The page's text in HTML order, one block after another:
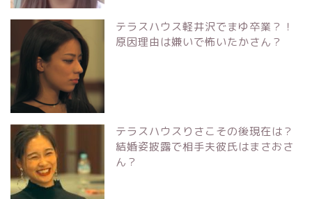
テラスハウス軽井沢でまゆ卒業？！
原因理由は嫌いで怖いたかさん？
テラスハウスりさこその後現在は？
結婚姿披露で相手夫彼氏はまさおさ
ん？